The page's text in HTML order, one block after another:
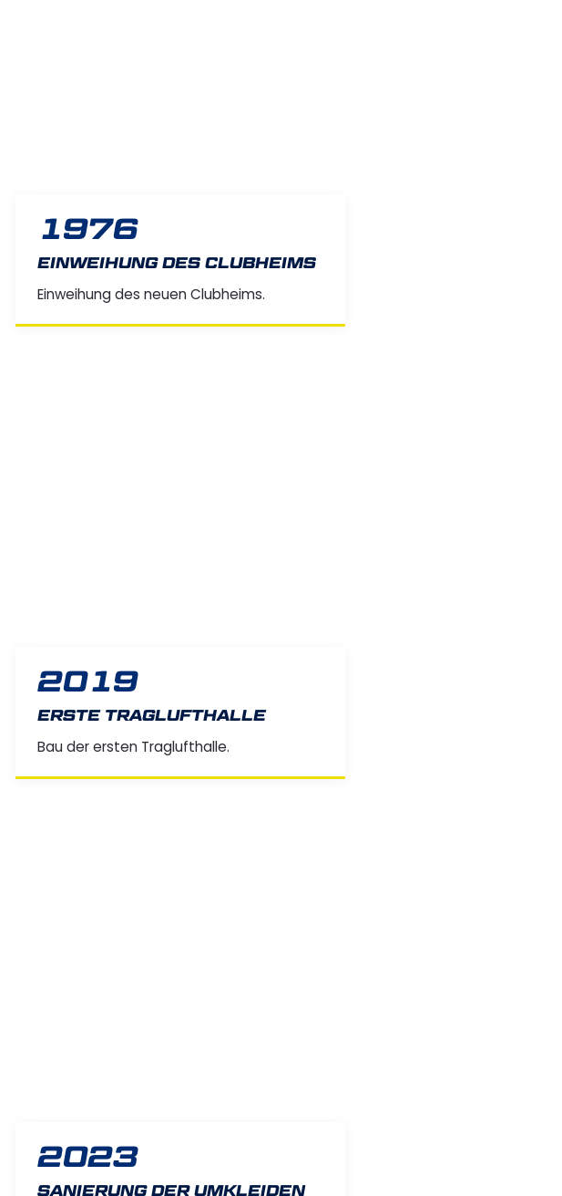
1976
EINWEIHUNG DES CLUBHEIMS
Einweihung des neuen Clubheims.
2019
ERSTE TRAGLUFTHALLE
Bau der ersten Traglufthalle.
2023
SANIERUNG DER UMKLEIDEN